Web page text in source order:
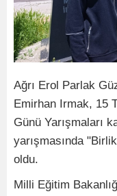
Ağrı Erol Parlak
Emirhan Irmak, 15
Günü Yarışmaları
yarışmasında
oldu.
Milli Eğitim